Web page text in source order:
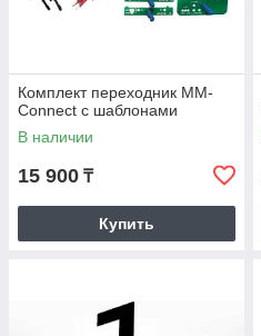
Комплект переходник MM-
Connect с шаблонами
В наличии
15 900 ₸
Купить